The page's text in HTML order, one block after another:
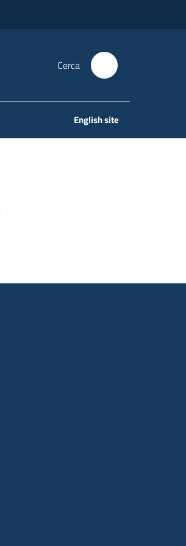
Cerca
English site